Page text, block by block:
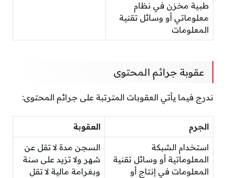
طبية مخزن في نظام
معلوماتي أو وسائل تقنية
المعلومات
عقوبة جرائم المحتوى
ندرج فيما يأتي العقوبات المترتبة على جرائم المحتوى:
الجرم العقوبة
استخدام الشبكة
المعلوماتية أو وسائل تقنية
المعلومات في إنتاج أو
السجن مدة لا تقل عن
شهر ولا تزيد على سنة
وبغرامة مالية لا تقل